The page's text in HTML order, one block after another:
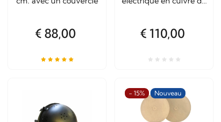
€ 88,00 € 110,00
- 15% Nouveau